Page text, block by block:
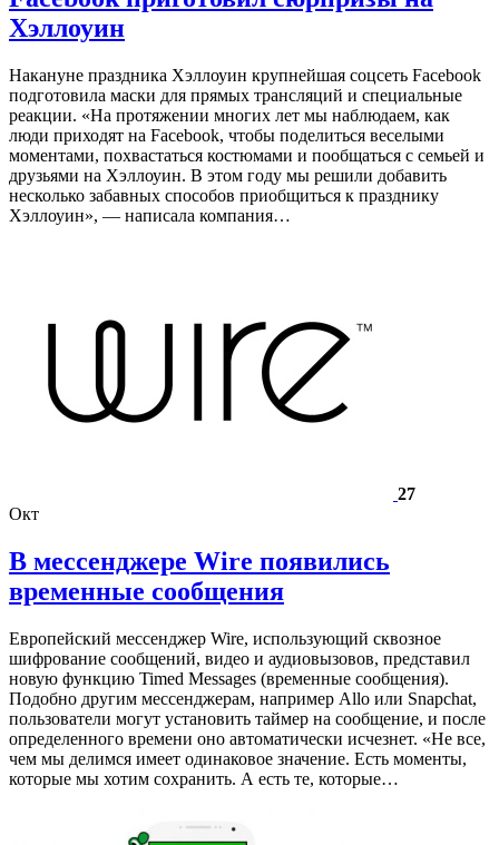
Хэллоуин
Накануне праздника Хэллоуин крупнейшая соцсеть Facebook
подготовила маски для прямых трансляций и специальные
реакции. «На протяжении многих лет мы наблюдаем, как
люди приходят на Facebook, чтобы поделиться веселыми
моментами, похвастаться костюмами и пообщаться с семьей и
друзьями на Хэллоуин. В этом году мы решили добавить
несколько забавных способов приобщиться к празднику
Хэллоуин», — написала компания…
27
Окт
В мессенджере Wire появились
временные сообщения
Европейский мессенджер Wire, использующий сквозное
шифрование сообщений, видео и аудиовызовов, представил
новую функцию Timed Messages (временные сообщения).
Подобно другим мессенджерам, например Allo или Snapchat,
пользователи могут установить таймер на сообщение, и после
определенного времени оно автоматически исчезнет. «Не все,
чем мы делимся имеет одинаковое значение. Есть моменты,
которые мы хотим сохранить. А есть те, которые…